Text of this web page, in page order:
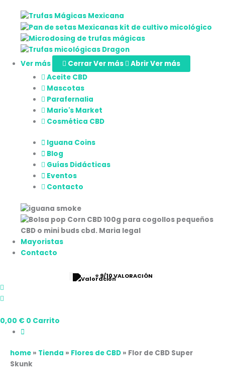
Ver más Cerrar Ver más
Abrir Ver más
Aceite CBD
Mascotas
Parafernalia
Mario's Market
Cosmética CBD
Iguana Coins
Blog
Guías Didácticas
Eventos
Contacto
Mayoristas
Contacto
⭐ 9/10 VALORACIÓN
0,00 € 0 Carrito
home » Tienda » Flores de CBD » Flor de CBD Super
Skunk